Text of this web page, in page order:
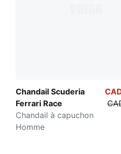
Chandail Scuderia
Ferrari Race
Chandail à capuchon
Homme